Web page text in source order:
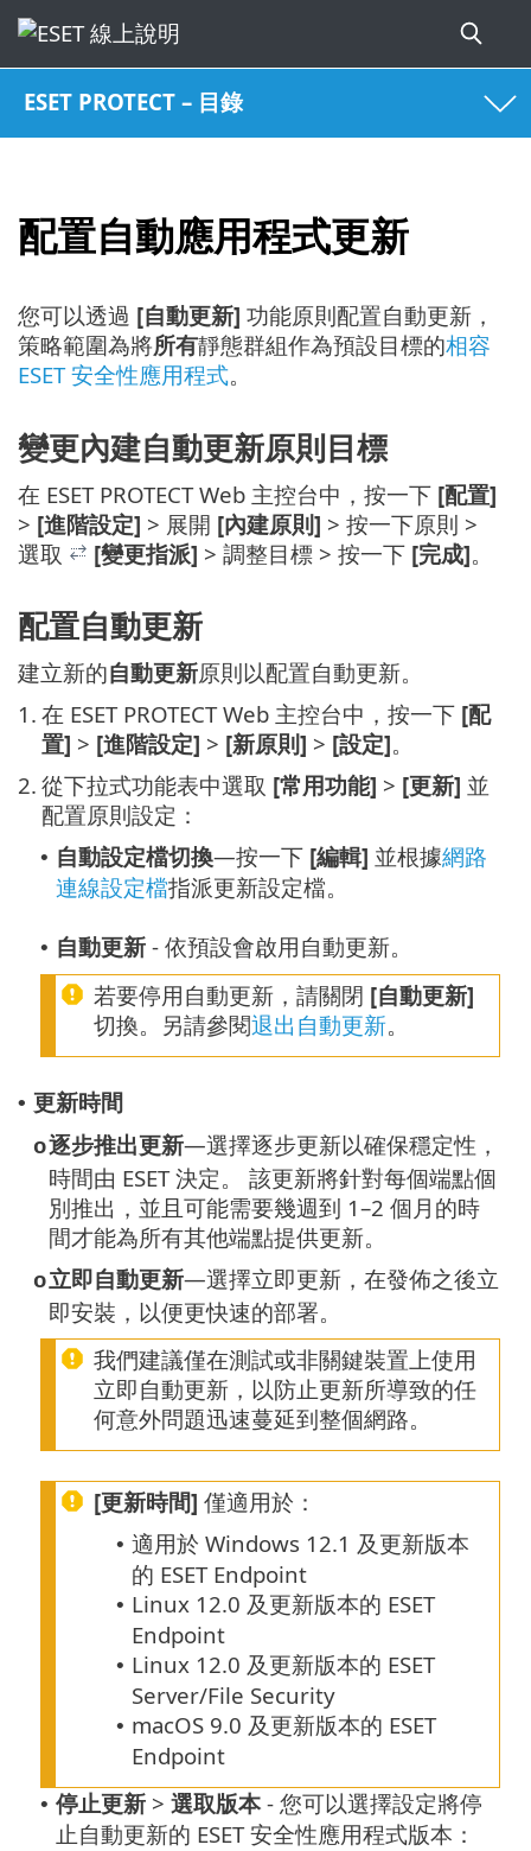
ESET PROTECT – 目錄
配置自動應用程式更新
您可以透過 [自動更新] 功能原則配置自動更新，
策略範圍為將所有靜態群組作為預設目標的相容
ESET 安全性應用程式。
變更內建自動更新原則目標
在 ESET PROTECT Web 主控台中，按一下 [配置]
> [進階設定] > 展開 [內建原則] > 按一下原則 >
選取
[變更指派] > 調整目標 > 按一下 [完成]。
配置自動更新
建立新的自動更新原則以配置自動更新。
1. 在 ESET PROTECT Web 主控台中，按一下 [配
置] > [進階設定] > [新原則] > [設定]。
2. 從下拉式功能表中選取 [常用功能] > [更新] 並
配置原則設定：
• 自動設定檔切換—按一下 [編輯] 並根據網路
連線設定檔指派更新設定檔。
• 自動更新 - 依預設會啟用自動更新。
若要停用自動更新，請關閉 [自動更新]
切換。另請參閱退出自動更新。
• 更新時間
o逐步推出更新—選擇逐步更新以確保穩定性，
時間由 ESET 決定。 該更新將針對每個端點個
別推出，並且可能需要幾週到 1–2 個月的時
間才能為所有其他端點提供更新。
o立即自動更新—選擇立即更新，在發佈之後立
即安裝，以便更快速的部署。
我們建議僅在測試或非關鍵裝置上使用
立即自動更新，以防止更新所導致的任
何意外問題迅速蔓延到整個網路。
[更新時間] 僅適用於：
• 適用於 Windows 12.1 及更新版本
的 ESET Endpoint
• Linux 12.0 及更新版本的 ESET
Endpoint
• Linux 12.0 及更新版本的 ESET
Server/File Security
• macOS 9.0 及更新版本的 ESET
Endpoint
• 停止更新 > 選取版本 - 您可以選擇設定將停
止自動更新的 ESET 安全性應用程式版本：